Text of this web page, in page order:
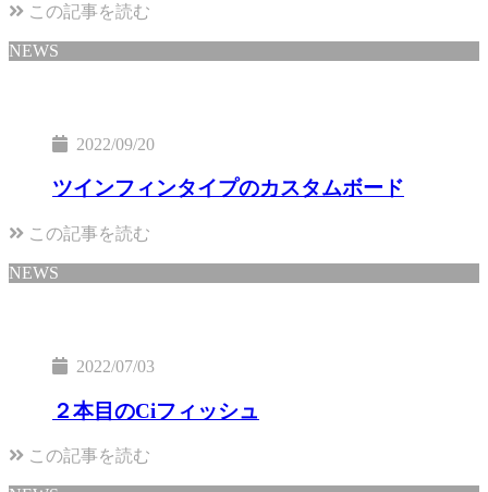
この記事を読む
NEWS
2022/09/20
ツインフィンタイプのカスタムボード
この記事を読む
NEWS
2022/07/03
２本目のCiフィッシュ
この記事を読む